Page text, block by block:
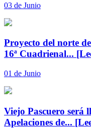
03 de Junio
Proyecto del norte
16ª Cuadrienal...
01 de Junio
Viejo Pascuero será
Apelaciones de...